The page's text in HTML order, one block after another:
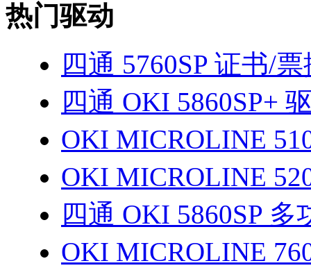
热门驱动
四通 5760SP 证书/
四通 OKI 5860SP+
OKI MICROLINE
OKI MICROLINE
四通 OKI 5860SP 多
OKI MICROLINE